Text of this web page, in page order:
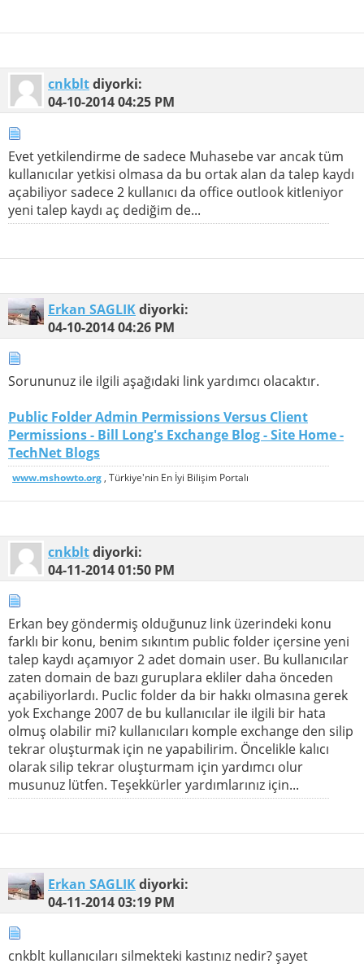
cnkbltdiyorki:
04-10-201404:25 PM
Evet yetkilendirme de sadece Muhasebe var ancak tüm
kullanıcılar yetkisi olmasa da bu ortak alan da talep kaydı
açabiliyor sadece 2 kullanıcı da office outlook kitleniyor
yeni talep kaydı aç dediğim de...
Erkan SAGLIKdiyorki:
04-10-201404:26 PM
Sorununuz ile ilgili aşağıdaki link yardımcı olacaktır.
Public Folder Admin Permissions Versus Client
Permissions - Bill Long's Exchange Blog - Site Home -
TechNet Blogs
www.mshowto.org , Türkiye'nin En İyi Bilişim Portalı
cnkbltdiyorki:
04-11-201401:50 PM
Erkan bey göndermiş olduğunuz link üzerindeki konu
farklı bir konu, benim sıkıntım public folder içersine yeni
talep kaydı açamıyor 2 adet domain user. Bu kullanıcılar
zaten domain de bazı guruplara ekliler daha önceden
açabiliyorlardı. Puclic folder da bir hakkı olmasına gerek
yok Exchange 2007 de bu kullanıcılar ile ilgili bir hata
olmuş olabilir mi? kullanıcıları komple exchange den silip
tekrar oluşturmak için ne yapabilirim. Öncelikle kalıcı
olarak silip tekrar oluşturmam için yardımcı olur
musunuz lütfen. Teşekkürler yardımlarınız için...
Erkan SAGLIKdiyorki:
04-11-201403:19 PM
cnkblt kullanıcıları silmekteki kastınız nedir? şayet